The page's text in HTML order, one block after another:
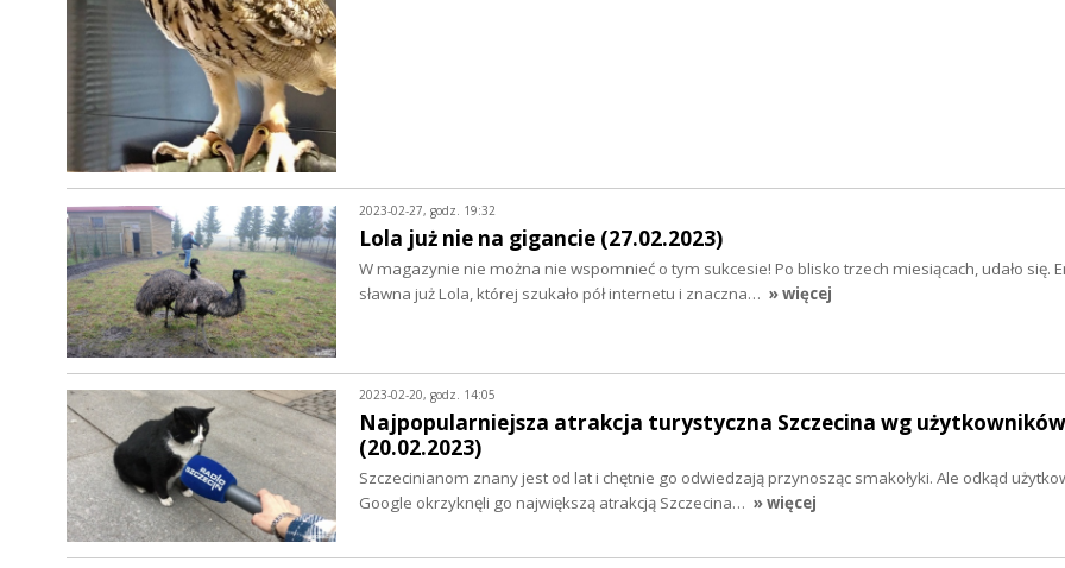
2023-02-27, godz. 19:32
Lola już nie na gigancie (27.02.2023)
W magazynie nie można nie wspomnieć o tym sukcesie! Po blisko trzech miesiącach, udało się.
sławna już Lola, której szukało pół internetu i znaczna… » więcej
2023-02-20, godz. 14:05
Najpopularniejsza atrakcja turystyczna Szczecina wg
(20.02.2023)
Szczecinianom znany jest od lat i chętnie go odwiedzają przynosząc smakołyki. Ale odkąd
Google okrzyknęli go największą atrakcją Szczecina… » więcej